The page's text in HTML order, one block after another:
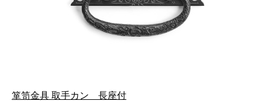
箪笥金具 取手カン 長座付